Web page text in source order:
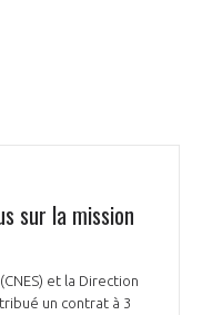
sur la mission
et la Direction
un contrat à 3